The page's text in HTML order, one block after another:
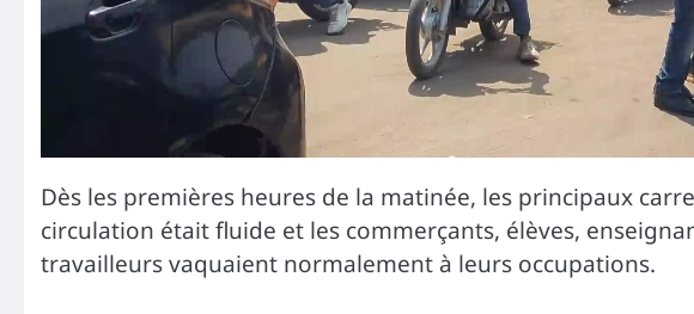
Dès les premières heures de la matinée, les principaux
circulation était fluide et les commerçants, élèves,
travailleurs vaquaient normalement à leurs occupations.